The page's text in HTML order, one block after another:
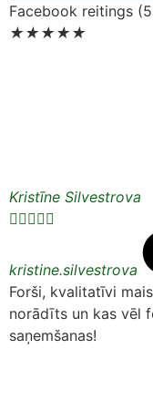
Facebook reitings
★★★★★
Kristīne Silvestrova

kristine.silvestrova
Forši, kvalitatīvi
norādīts un kas vēl
saņemšanas!